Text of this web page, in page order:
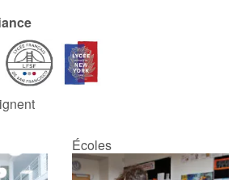
Écoles